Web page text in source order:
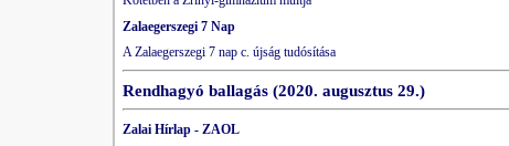
Zalaegerszegi 7 Nap
A Zalaegerszegi 7 nap c. újság tudósítása
Rendhagyó ballagás (2020. augusztus 29.)
Zalai Hírlap - ZAOL